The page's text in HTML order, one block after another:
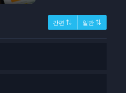
간편 ⇅ 일반 ⇅